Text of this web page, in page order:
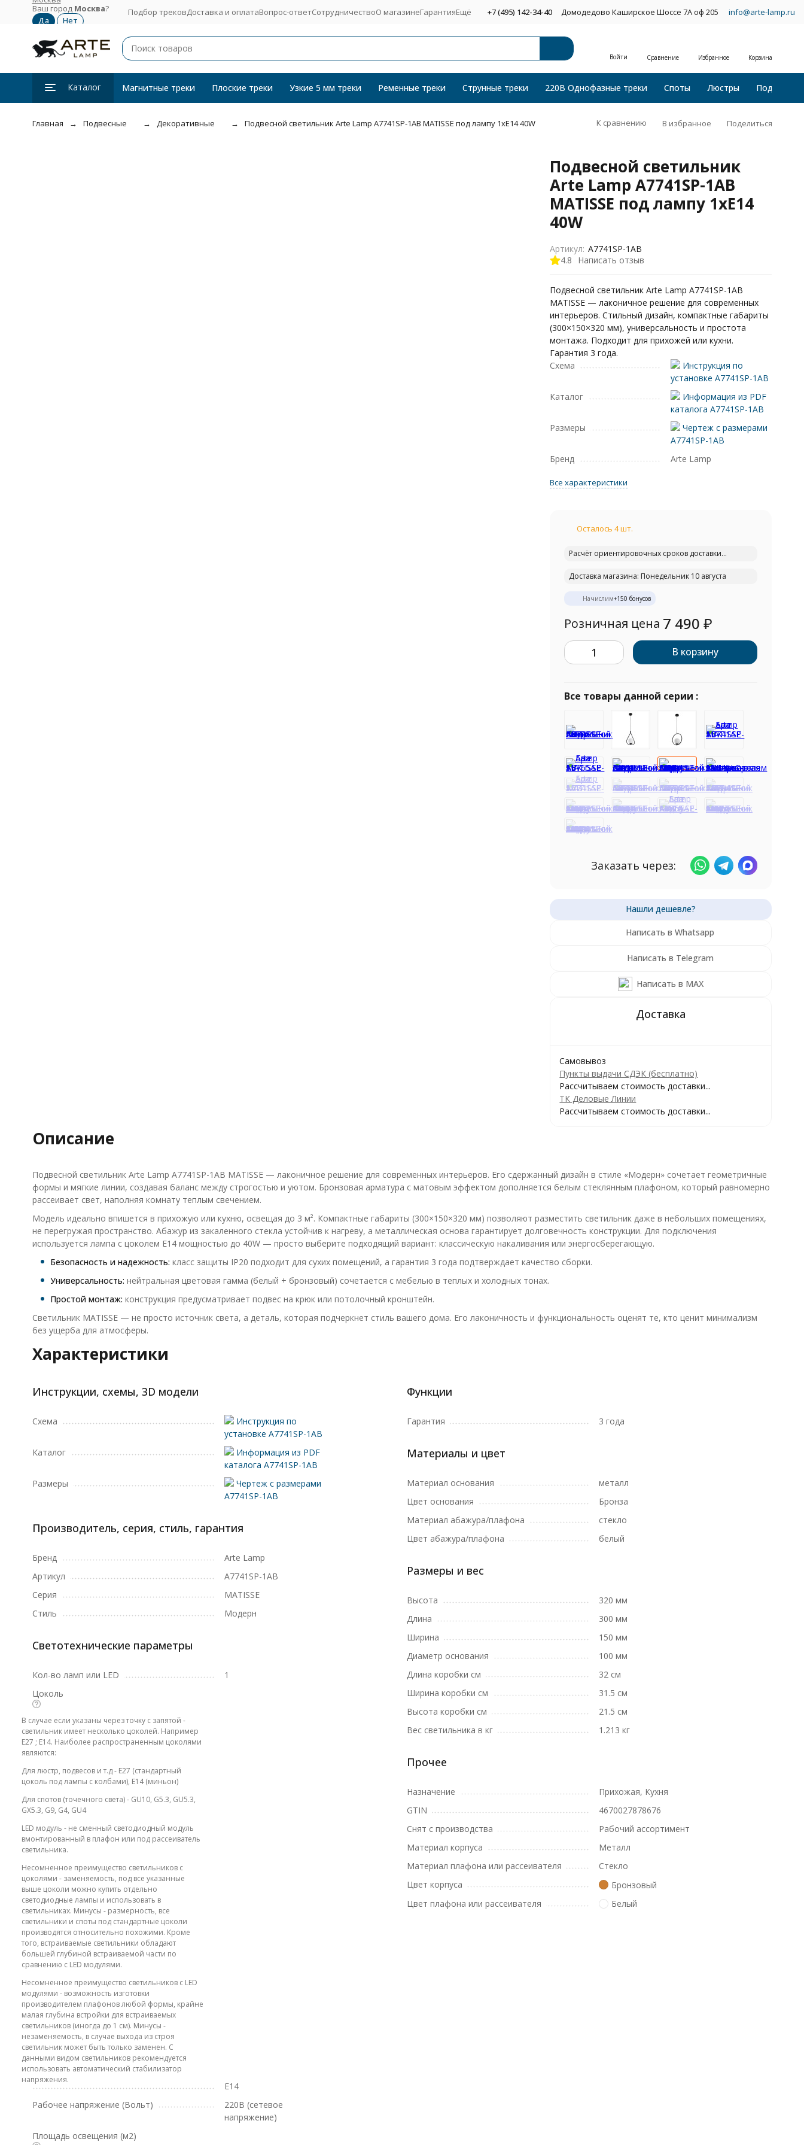
Ваш город Москва? Подбор трековДоставка и оплатаВопрос-ответСотрудничествоО магазинеГарантияЕщё +7 (495) 142-34-40 Домодедово Каширское Шоссе 7А оф 205 info@arte-lamp.ru
Войти Сравнение Избранное Корзина
Каталог Магнитные треки Плоские треки Узкие 5 мм треки Ременные треки Струнные треки 220В Однофазные треки Споты Люстры Подвесные
Главная Подвесные Декоративные Подвесной светильник Arte Lamp A7741SP-1AB MATISSE под лампу 1xE14 40W К сравнению В избранное Поделиться
Подвесной светильник
Arte Lamp A7741SP-1AB
MATISSE под лампу 1xE14
40W
4.8 Написать отзыв
Артикул: A7741SP-1AB
Подвесной светильник Arte Lamp A7741SP-1AB
MATISSE — лаконичное решение для современных
интерьеров. Стильный дизайн, компактные габариты
(300×150×320 мм), универсальность и простота
монтажа. Подходит для прихожей или кухни.
Гарантия 3 года.
Схема
Инструкция по
установке A7741SP-1AB
Каталог
Информация из PDF
каталога A7741SP-1AB
Размеры
Чертеж с размерами
A7741SP-1AB
Бренд
Arte Lamp
Все характеристики
Осталось 4 шт.
Расчёт ориентировочных сроков доставки...
Доставка магазина: Понедельник 10 августа
Начислим+150 бонусов
Розничная цена 7 490₽
В корзину
Все товары данной серии :
Заказать через:
Написать в Whatsapp
Написать в Telegram
Написать в MAX
Самовывоз
Пункты выдачи СДЭК (бесплатно)
Рассчитываем стоимость доставки...
ТК Деловые Линии
Рассчитываем стоимость доставки...
Описание
Подвесной светильник Arte Lamp A7741SP-1AB MATISSE — лаконичное решение для современных интерьеров. Его сдержанный дизайн в стиле «Модерн» сочетает геометричные
формы и мягкие линии, создавая баланс между строгостью и уютом. Бронзовая арматура с матовым эффектом дополняется белым стеклянным плафоном, который равномерно
рассеивает свет, наполняя комнату теплым свечением.
Модель идеально впишется в прихожую или кухню, освещая до 3 м². Компактные габариты (300×150×320 мм) позволяют разместить светильник даже в небольших помещениях,
не перегружая пространство. Абажур из закаленного стекла устойчив к нагреву, а металлическая основа гарантирует долговечность конструкции. Для подключения
используется лампа с цоколем E14 мощностью до 40W — просто выберите подходящий вариант: классическую накаливания или энергосберегающую.
Безопасность и надежность: класс защиты IP20 подходит для сухих помещений, а гарантия 3 года подтверждает качество сборки.
Универсальность: нейтральная цветовая гамма (белый + бронзовый) сочетается с мебелью в теплых и холодных тонах.
Простой монтаж: конструкция предусматривает подвес на крюк или потолочный кронштейн.
Светильник MATISSE — не просто источник света, а деталь, которая подчеркнет стиль вашего дома. Его лаконичность и функциональность оценят те, кто ценит минимализм
без ущерба для атмосферы.
Характеристики
Инструкции, схемы, 3D модели
Схема
Инструкция по
установке A7741SP-1AB
Каталог
Информация из PDF
каталога A7741SP-1AB
Размеры
Чертеж с размерами
A7741SP-1AB
Производитель, серия, стиль, гарантия
Бренд
Arte Lamp
Артикул
A7741SP-1AB
Серия
MATISSE
Стиль
Модерн
Светотехнические параметры
Кол-во ламп или LED
1
Цоколь
В случае если указаны через точку с запятой -
светильник имеет несколько цоколей. Например
E27 ; E14. Наиболее распространенным цоколями
являются:
Для люстр, подвесов и т.д - E27 (стандартный
цоколь под лампы с колбами), E14 (миньон)
Для спотов (точечного света) - GU10, G5.3, GU5.3,
GX5.3, G9, G4, GU4
LED модуль - не сменный светодиодный модуль
вмонтированный в плафон или под рассеиватель
светильника.
Несомненное преимущество светильников с
цоколями - заменяемость, под все указанные
выше цоколи можно купить отдельно
светодиодные лампы и использовать в
светильниках. Минусы - размерность, все
светильники и споты под стандартные цоколи
производятся относительно похожими. Кроме
того, встраиваемые светильники обладают
большей глубиной встраиваемой части по
сравнению с LED модулями.
Несомненное преимущество светильников с LED
модулями - возможность изготовки
производителем плафонов любой формы, крайне
малая глубина встройки для встраиваемых
светильников (иногда до 1 см). Минусы -
незаменяемость, в случае выхода из строя
светильник может быть только заменен. С
данными видом светильников рекомендуется
использовать автоматический стабилизатор
напряжения.
E14
Рабочее напряжение (Вольт)
220В (сетевое
напряжение)
Площадь освещения (м2)
Функции
Гарантия 3 года
Материалы и цвет
Материал основания
металл
Цвет основания
Бронза
Материал абажура/плафона
стекло
Цвет абажура/плафона
белый
Размеры и вес
Высота
320 мм
Длина
300 мм
Ширина
150 мм
Диаметр основания
100 мм
Длина коробки см
32 см
Ширина коробки см
31.5 см
Высота коробки см
21.5 см
Вес светильника в кг
1.213 кг
Прочее
Назначение
Прихожая, Кухня
GTIN
4670027878676
Снят с производства
Рабочий ассортимент
Материал корпуса
Металл
Материал плафона или рассеивателя
Стекло
Цвет корпуса
Бронзовый
Цвет плафона или рассеивателя
Белый